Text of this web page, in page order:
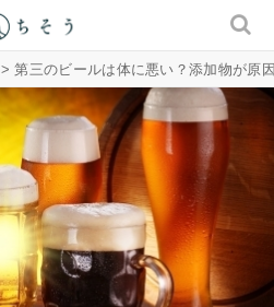
> 第三のビールは体に悪い？添加物が原